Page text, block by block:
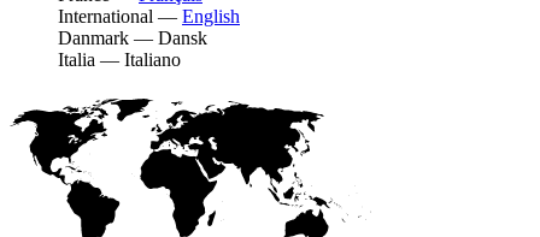
International — English
Danmark — Dansk
Italia — Italiano